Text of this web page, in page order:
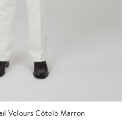
Velours Côtelé Marron